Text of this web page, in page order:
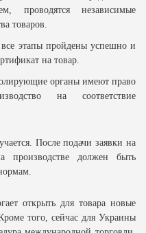
проводятся независимые
товаров.
этапы пройдены успешно и
на товар.
органы имеют право
на соответствие
После подачи заявки на
должен быть
открыть для товара новые
того, сейчас для Украины